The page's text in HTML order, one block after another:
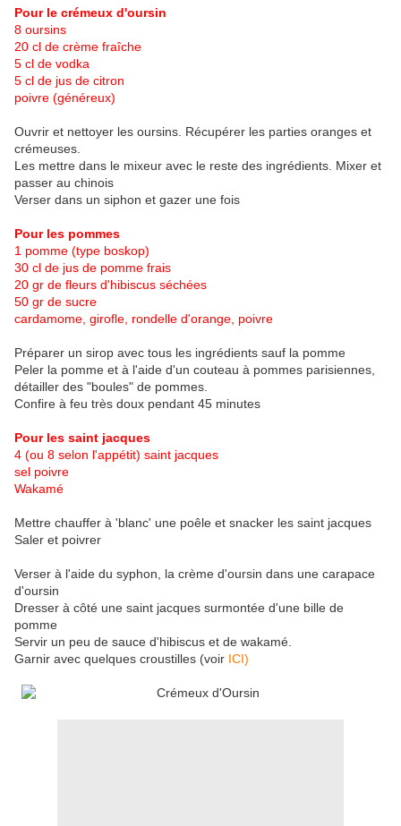
Pour le crémeux d'oursin
8 oursins
20 cl de crème fraîche
5 cl de vodka
5 cl de jus de citron
poivre (généreux)
Ouvrir et nettoyer les oursins. Récupérer les parties oranges et
crémeuses.
Les mettre dans le mixeur avec le reste des ingrédients. Mixer et
passer au chinois
Verser dans un siphon et gazer une fois
Pour les pommes
1 pomme (type boskop)
30 cl de jus de pomme frais
20 gr de fleurs d'hibiscus séchées
50 gr de sucre
cardamome, girofle, rondelle d'orange, poivre
Préparer un sirop avec tous les ingrédients sauf la pomme
Peler la pomme et à l'aide d'un couteau à pommes parisiennes,
détailler des "boules" de pommes.
Confire à feu très doux pendant 45 minutes
Pour les saint jacques
4 (ou 8 selon l'appétit) saint jacques
sel poivre
Wakamé
Mettre chauffer à 'blanc' une poêle et snacker les saint jacques
Saler et poivrer
Verser à l'aide du syphon, la crème d'oursin dans une carapace
d'oursin
Dresser à côté une saint jacques surmontée d'une bille de
pomme
Servir un peu de sauce d'hibiscus et de wakamé.
Garnir avec quelques croustilles (voir ICI)